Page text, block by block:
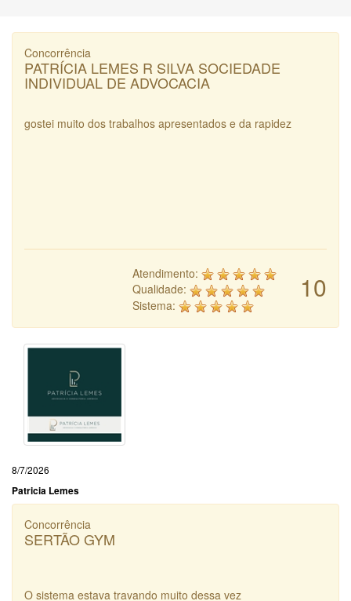
Concorrência
PATRÍCIA LEMES R SILVA SOCIEDADE
INDIVIDUAL DE ADVOCACIA
gostei muito dos trabalhos apresentados e da rapidez
10
Atendimento:
Qualidade:
Sistema:
8/7/2026
Patricia Lemes
Concorrência
SERTÃO GYM
O sistema estava travando muito dessa vez